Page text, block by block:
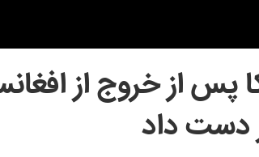
پس از خروج از
دست داد